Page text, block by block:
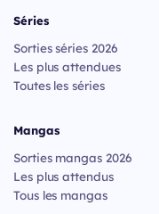
Séries
Sorties séries 2026
Les plus attendues
Toutes les séries
Mangas
Sorties mangas 2026
Les plus attendus
Tous les mangas